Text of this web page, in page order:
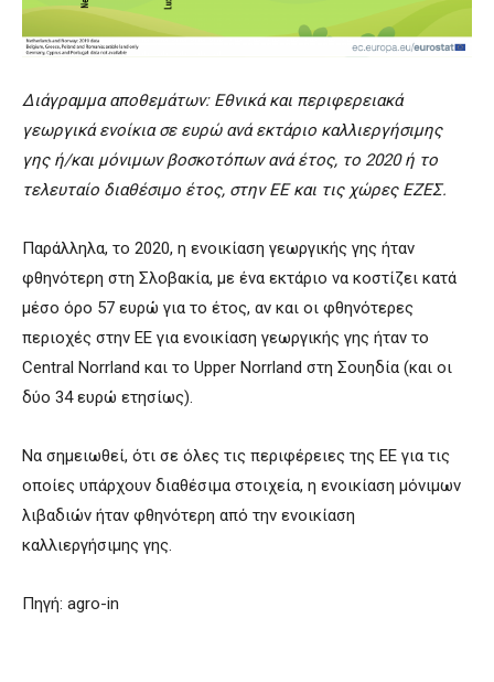
Διάγραμμα αποθεμάτων: Εθνικά και περιφερειακά
γεωργικά ενοίκια σε ευρώ ανά εκτάριο καλλιεργήσιμης
γης ή/και μόνιμων βοσκοτόπων ανά έτος, το 2020 ή το
τελευταίο διαθέσιμο έτος, στην ΕΕ και τις χώρες ΕΖΕΣ.
Παράλληλα, το 2020, η ενοικίαση γεωργικής γης ήταν
φθηνότερη στη Σλοβακία, με ένα εκτάριο να κοστίζει κατά
μέσο όρο 57 ευρώ για το έτος, αν και οι φθηνότερες
περιοχές στην ΕΕ για ενοικίαση γεωργικής γης ήταν το
Central Norrland και το Upper Norrland στη Σουηδία (και οι
δύο 34 ευρώ ετησίως).
Να σημειωθεί, ότι σε όλες τις περιφέρειες της ΕΕ για τις
οποίες υπάρχουν διαθέσιμα στοιχεία, η ενοικίαση μόνιμων
λιβαδιών ήταν φθηνότερη από την ενοικίαση
καλλιεργήσιμης γης.
Πηγή: agro-in